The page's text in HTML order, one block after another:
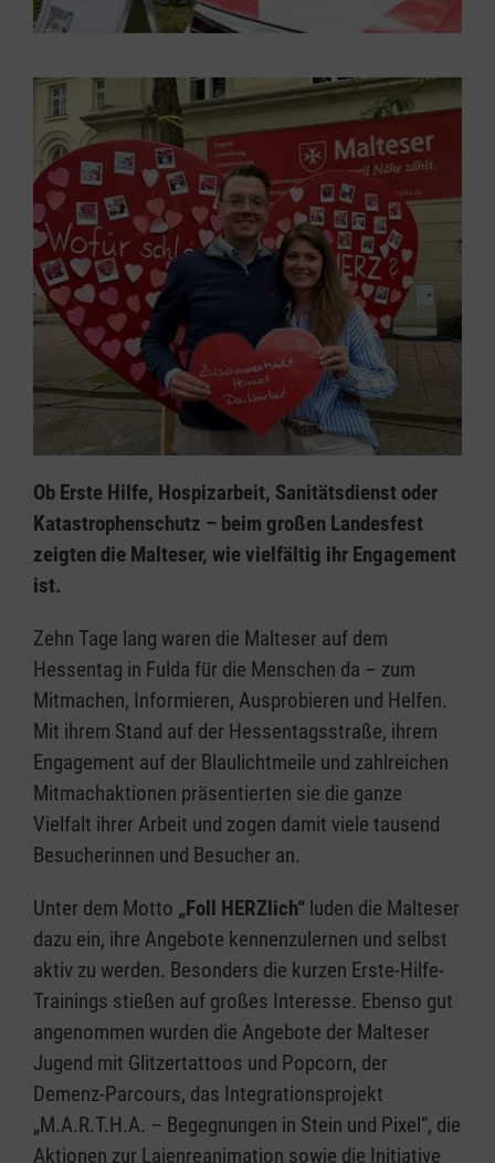
Ob Erste Hilfe, Hospizarbeit, Sanitätsdienst oder
Katastrophenschutz – beim großen Landesfest
zeigten die Malteser, wie vielfältig ihr Engagement
ist.
Zehn Tage lang waren die Malteser auf dem
Hessentag in Fulda für die Menschen da – zum
Mitmachen, Informieren, Ausprobieren und Helfen.
Mit ihrem Stand auf der Hessentagsstraße, ihrem
Engagement auf der Blaulichtmeile und zahlreichen
Mitmachaktionen präsentierten sie die ganze
Vielfalt ihrer Arbeit und zogen damit viele tausend
Besucherinnen und Besucher an.
Unter dem Motto „Foll HERZlich“ luden die Malteser
dazu ein, ihre Angebote kennenzulernen und selbst
aktiv zu werden. Besonders die kurzen Erste-Hilfe-
Trainings stießen auf großes Interesse. Ebenso gut
angenommen wurden die Angebote der Malteser
Jugend mit Glitzertattoos und Popcorn, der
Demenz-Parcours, das Integrationsprojekt
„M.A.R.T.H.A. – Begegnungen in Stein und Pixel“, die
Aktionen zur Laienreanimation sowie die Initiative